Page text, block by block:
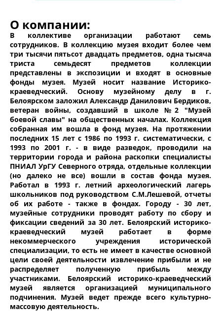
О компании:
В коллективе организации работают семь
сотрудников. В коллекцию музея входит более чем
три тысячи пятьсот двадцать предметов, одна тысяча
триста семьдесят предметов коллекции
представлены в экспозиции и входят в основные
фонды музея. Музей носит название Историко-
краеведческий. Основу музейному делу в г.
Белоярском заложил Александр Данилович Бердиков,
ветеран войны, создавший в школе №2 "Музей
боевой славы" на общественных началах. Коллекция
собранная им вошла в фонд музея. На протяжении
последних 15 лет с 1986 по 1993 г. систематически, с
1993 по 2001 г. - в виде разведок, проводили на
территории города и района раскопки специалисты
ПНИАЛ УрГУ Северного отряда, отдельные коллекции
(но далеко не все) вошли в состав фонда музея.
Работал в 1993 г. летний археологический лагерь
школьников под руководством С.М.Лешевой, отчеты
об их работе - также в фондах. Городу - 30 лет,
музейные сотрудники проводят работу по сбору и
фиксации сведений за 30 лет. Белоярский историко-
краеведческий музей работает в форме
некоммерческого учреждения исторической
специализации, то есть не имеет в качестве основной
цели своей деятельности извлечение прибыли и не
распределяет полученную прибыль между
участниками. Белоярский историко-краеведческий
музей является организацией муниципального
подчинения. Музей ведет прежде всего культурно-
массовую деятельность.